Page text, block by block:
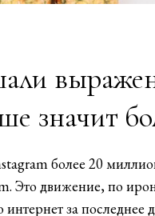
значит
более 20
Это движение, по
за последнее